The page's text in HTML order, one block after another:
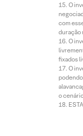
O
com
duração
O
fixados
O
o